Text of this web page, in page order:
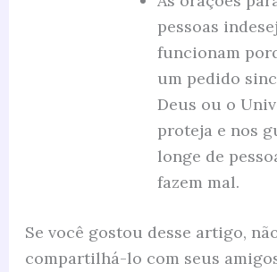
pessoas
funcionam
um pedido
Deus ou o
proteja e nos
longe de
fazem mal.
Se você gostou desse artigo,
compartilhá-lo com seus